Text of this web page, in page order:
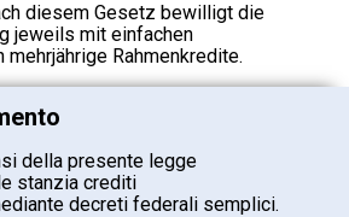
diesem Gesetz bewilligt die
jeweils mit einfachen
Rahmenkredite.
della presente legge
stanzia crediti
decreti federali semplici.